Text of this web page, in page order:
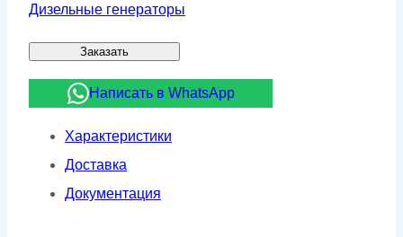
Дизельные генераторы
Заказать
Написать в WhatsApp
Характеристики
Доставка
Документация